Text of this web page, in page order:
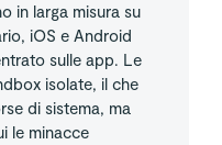
in larga misura su
iOS e Android
sulle app. Le
isolate, il che
di sistema, ma
le minacce